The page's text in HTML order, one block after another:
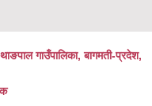
गाउँपालिका, बागमती-प्रदेश,